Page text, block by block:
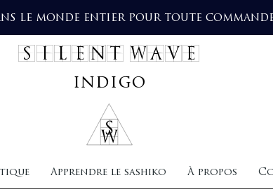
le monde entier pour toute commande
SILENT WAVE
indigo
Apprendre le sashiko À propos